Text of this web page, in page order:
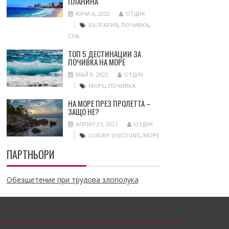
ЮНИ 6, 2022
ОТДИХ
БЪЛГАРИЯ, ПОЧИВКА,
СПА
ТОП 5 ДЕСТИНАЦИИ ЗА
ПОЧИВКА НА МОРЕ
МАЙ 9, 2022
ОТДИХ
МОРЕ, ПОЧИВКА
НА МОРЕ ПРЕЗ ПРОЛЕТТА –
ЗАЩО НЕ?
АПРИЛ 27, 2021
ОТДИХ
LUXURY DISCOUNT, МОРЕ
ПАРТНЬОРИ
Обезщетение при трудова злополука